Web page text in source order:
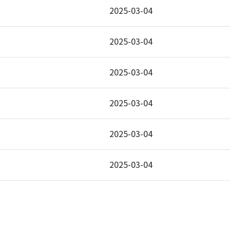
2025-03-04
2025-03-04
2025-03-04
2025-03-04
2025-03-04
2025-03-04